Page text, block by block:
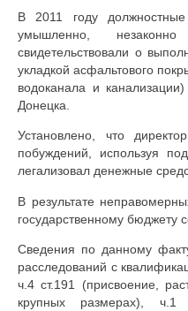
В 2011 году
умышленно,
свидетельствовали о
укладкой асфальтового
водоканала и
Донецка.
Установлено, что
побуждений, используя
легализовал денежные
В результате
государственному бюджету
Сведения по данному
расследований с
ч.4 ст.191 (присвоение,
крупных размерах), ч.1